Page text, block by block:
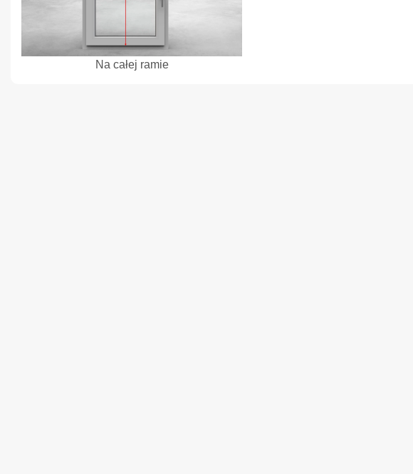
Na całej ramie